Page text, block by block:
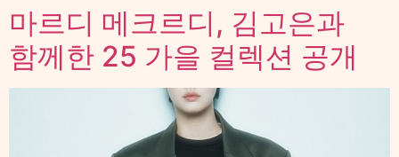
마르디 메크르디, 김고은과
함께한 25 가을 컬렉션 공개